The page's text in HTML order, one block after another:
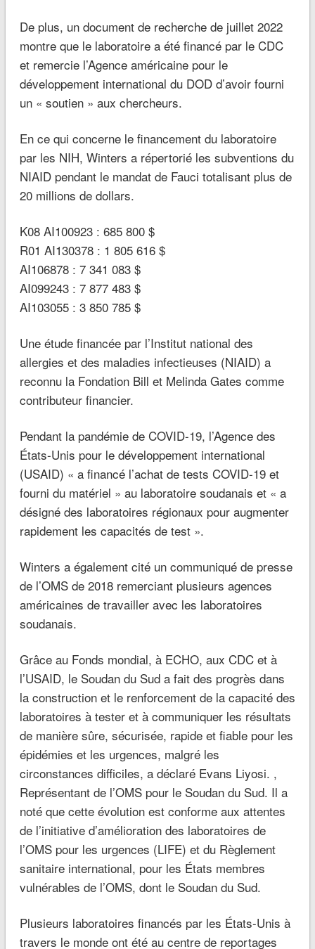
De plus, un document de recherche de juillet 2022
montre que le laboratoire a été financé par le CDC
et remercie l’Agence américaine pour le
développement international du DOD d’avoir fourni
un « soutien » aux chercheurs.
En ce qui concerne le financement du laboratoire
par les NIH, Winters a répertorié les subventions du
NIAID pendant le mandat de Fauci totalisant plus de
20 millions de dollars.
K08 AI100923 : 685 800 $
R01 AI130378 : 1 805 616 $
AI106878 : 7 341 083 $
AI099243 : 7 877 483 $
AI103055 : 3 850 785 $
Une étude financée par l’Institut national des
allergies et des maladies infectieuses (NIAID) a
reconnu la Fondation Bill et Melinda Gates comme
contributeur financier.
Pendant la pandémie de COVID-19, l’Agence des
États-Unis pour le développement international
(USAID) « a financé l’achat de tests COVID-19 et
fourni du matériel » au laboratoire soudanais et « a
désigné des laboratoires régionaux pour augmenter
rapidement les capacités de test ».
Winters a également cité un communiqué de presse
de l’OMS de 2018 remerciant plusieurs agences
américaines de travailler avec les laboratoires
soudanais.
Grâce au Fonds mondial, à ECHO, aux CDC et à
l’USAID, le Soudan du Sud a fait des progrès dans
la construction et le renforcement de la capacité des
laboratoires à tester et à communiquer les résultats
de manière sûre, sécurisée, rapide et fiable pour les
épidémies et les urgences, malgré les
circonstances difficiles, a déclaré Evans Liyosi. ,
Représentant de l’OMS pour le Soudan du Sud. Il a
noté que cette évolution est conforme aux attentes
de l’initiative d’amélioration des laboratoires de
l’OMS pour les urgences (LIFE) et du Règlement
sanitaire international, pour les États membres
vulnérables de l’OMS, dont le Soudan du Sud.
Plusieurs laboratoires financés par les États-Unis à
travers le monde ont été au centre de reportages